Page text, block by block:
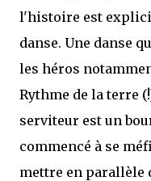
l'histoire est
danse. Une danse
les héros
Rythme de la terre
serviteur est un
commencé à se
mettre en parallèle